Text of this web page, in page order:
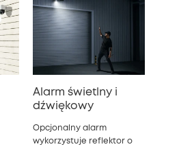
Alarm świetlny i
dźwiękowy
Opcjonalny alarm
wykorzystuje reflektor o